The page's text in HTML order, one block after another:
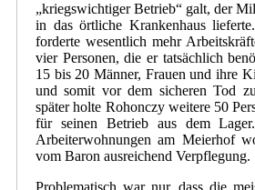
„kriegswichtiger Betrieb“ galt, der
in das örtliche Krankenhaus
forderte wesentlich mehr
vier Personen, die er tatsächlich
15 bis 20 Männer, Frauen und ihre
und somit vor dem sicheren Tod
später holte Rohonczy weitere 50
für seinen Betrieb aus dem
Arbeiterwohnungen am Meierhof
vom Baron ausreichend Verpflegung.